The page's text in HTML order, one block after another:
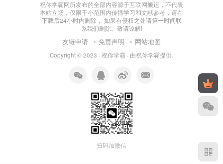
祝你学霸网所发布的全部内容源于互联网搬运，不代表
本站立场，仅限于小范围内传播学习和文献参考，请在
下载后24小时内删除， 如果有侵权之处请第一时间联
系我们删除。敬请谅解!
友链申请 免责声明 网站地图
Copyright © 2023 · 祝你学霸 · 由祝你学霸提供.
扫码加微信